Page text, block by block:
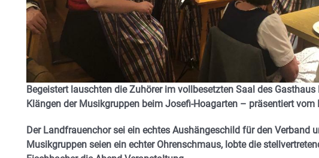
Begeistert lauschten die Zuhörer im vollbesetzten Saal des
Klängen der Musikgruppen beim Josefi-Hoagarten – präsentiert vom
Der Landfrauenchor sei ein echtes Aushängeschild für den Verband
Musikgruppen seien ein echter Ohrenschmaus, lobte die